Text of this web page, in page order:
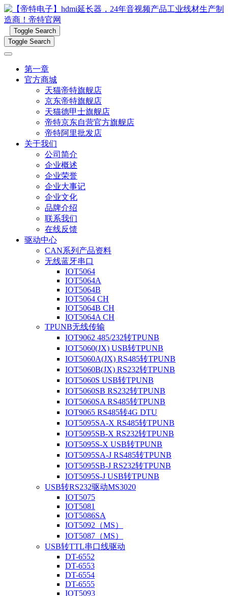
Toggle Search
Toggle Search
第一章
官方商城
天猫帝特旗舰店
京东帝特旗舰店
天猫德甲士旗舰店
帝特京东自营官方旗舰店
帝特阿里批发店
关于我们
公司简介
企业概述
企业荣誉
企业大事记
企业文化
品牌介绍
联系我们
在线反馈
驱动中心
CAN系列产品资料
无线蓝牙串口
IOT5064
IOT5064A
IOT5064B
IOT5064 CH
IOT5064B CH
IOT5064A CH
TPUNB无线传输
IOT9062 485/232转TPUNB
IOT5060(JX) USB转TPUNB
IOT5060A(JX) RS485转TPUNB
IOT5060B(JX) RS232转TPUNB
IOT5060S USB转TPUNB
IOT5060SB RS232转TPUNB
IOT5060SA RS485转TPUNB
IOT9065 RS485转4G DTU
IOT5095SA-X RS485转TPUNB
IOT5095SB-X RS232转TPUNB
IOT5095S-X USB转TPUNB
IOT5095SA-J RS485转TPUNB
IOT5095SB-J RS232转TPUNB
IOT5095S-J USB转TPUNB
USB转RS232驱动MS3020
IOT5075
IOT5081
IOT5086SA
IOT5092（MS）
IOT5087（MS）
USB转TTL串口线驱动
DT-6552
DT-6553
DT-6554
DT-6555
IOT5093